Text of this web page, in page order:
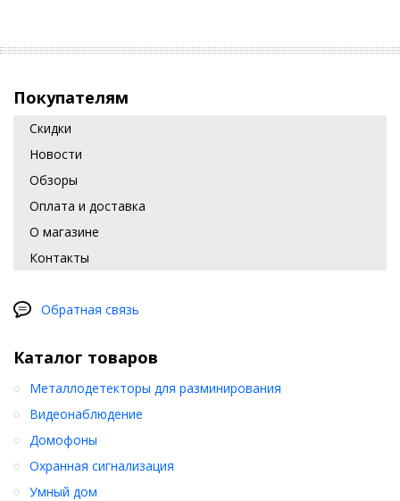
Покупателям
Скидки
Новости
Обзоры
Оплата и доставка
О магазине
Контакты
Обратная связь
Каталог товаров
Металлодетекторы для разминирования
Видеонаблюдение
Домофоны
Охранная сигнализация
Умный дом